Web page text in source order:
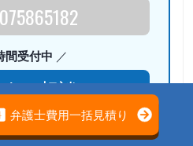
間受付中
で相談
リストに追加